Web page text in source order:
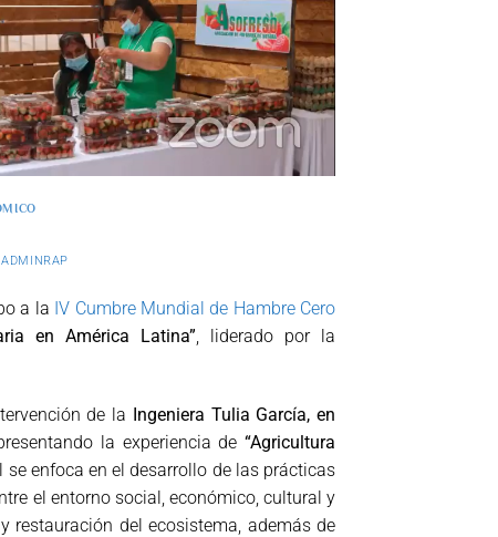
ADMINRAP
a la IV Cumbre Mundial de Hambre Cero
en América Latina” , liderado por la
de la Ingeniera Tulia García, en
presentando la experiencia de“Agricultura
enfoca en el desarrollo de las prácticas
el entorno social, económico, cultural y
restauración del ecosistema, además de